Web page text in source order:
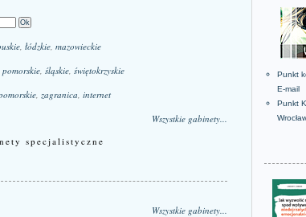
, łódzkie, mazowieckie
pomorskie, śląskie, świętokrzyskie
, zagranica, internet
Wszystkie gabinety...
specjalistyczne
Wszystkie gabinety...
Punkt
E-mail
Punkt